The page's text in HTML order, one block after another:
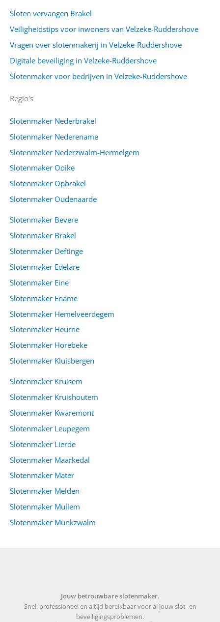
Sloten vervangen Brakel
Veiligheidstips voor inwoners van Velzeke-Ruddershove
Vragen over slotenmakerij in Velzeke-Ruddershove
Digitale beveiliging in Velzeke-Ruddershove
Slotenmaker voor bedrijven in Velzeke-Ruddershove
Regio's
Slotenmaker Nederbrakel
Slotenmaker Nederename
Slotenmaker Nederzwalm-Hermelgem
Slotenmaker Ooike
Slotenmaker Opbrakel
Slotenmaker Oudenaarde
Slotenmaker Bevere
Slotenmaker Brakel
Slotenmaker Deftinge
Slotenmaker Edelare
Slotenmaker Eine
Slotenmaker Ename
Slotenmaker Hemelveerdegem
Slotenmaker Heurne
Slotenmaker Horebeke
Slotenmaker Kluisbergen
Slotenmaker Kruisem
Slotenmaker Kruishoutem
Slotenmaker Kwaremont
Slotenmaker Leupegem
Slotenmaker Lierde
Slotenmaker Maarkedal
Slotenmaker Mater
Slotenmaker Melden
Slotenmaker Mullem
Slotenmaker Munkzwalm
Jouw betrouwbare slotenmaker.
Snel, professioneel en altijd bereikbaar voor al jouw slot- en
beveiligingsproblemen.